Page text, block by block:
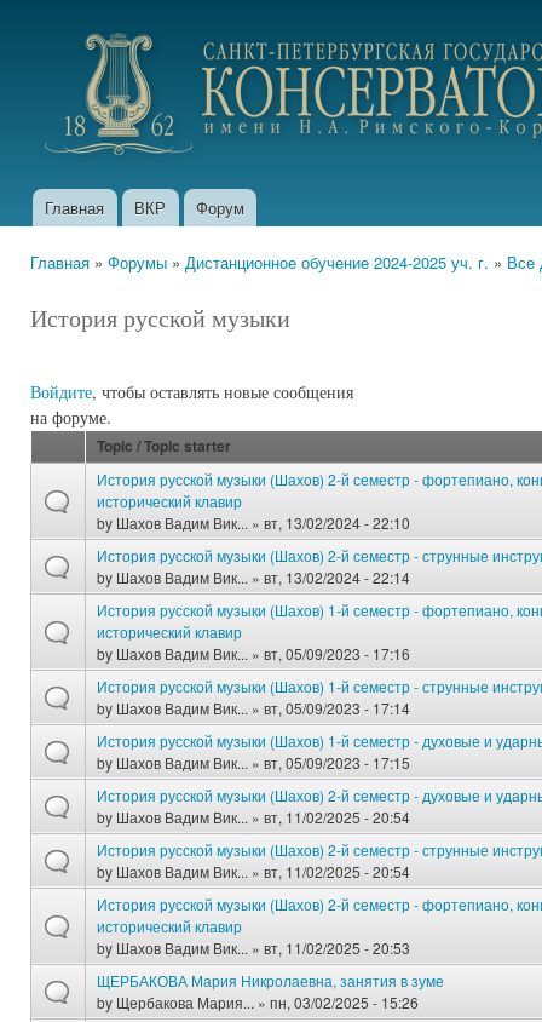
portfolio.conservatory.ru
Главное меню
Главная ВКР Форум
Главная » Форумы » Дистанционное обучение 2024-2025 уч. г. » Все
История русской музыки
Войдите, чтобы оставлять новые сообщения
на форуме.
Topic / Topic starter
История русской музыки (Шахов) 2-й семестр - фортепиано,
исторический клавир
by Шахов Вадим Вик... » вт, 13/02/2024 - 22:10
История русской музыки (Шахов) 2-й семестр - струнные
by Шахов Вадим Вик... » вт, 13/02/2024 - 22:14
История русской музыки (Шахов) 1-й семестр - фортепиано,
исторический клавир
by Шахов Вадим Вик... » вт, 05/09/2023 - 17:16
История русской музыки (Шахов) 1-й семестр - струнные
by Шахов Вадим Вик... » вт, 05/09/2023 - 17:14
История русской музыки (Шахов) 1-й семестр - духовые и
by Шахов Вадим Вик... » вт, 05/09/2023 - 17:15
История русской музыки (Шахов) 2-й семестр - духовые и
by Шахов Вадим Вик... » вт, 11/02/2025 - 20:54
История русской музыки (Шахов) 2-й семестр - струнные
by Шахов Вадим Вик... » вт, 11/02/2025 - 20:54
История русской музыки (Шахов) 2-й семестр - фортепиано,
исторический клавир
by Шахов Вадим Вик... » вт, 11/02/2025 - 20:53
ЩЕРБАКОВА Мария Никролаевна, занятия в зуме
by Щербакова Мария... » пн, 03/02/2025 - 15:26